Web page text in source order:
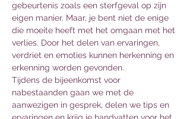
gebeurtenis zoals een sterfgeval op zijn
eigen manier. Maar, je bent niet de enige
die moeite heeft met het omgaan met het
verlies. Door het delen van ervaringen,
verdriet en emoties kunnen herkenning en
erkenning worden gevonden.
Tijdens de bijeenkomst voor
nabestaanden gaan we met de
aanwezigen in gesprek, delen we tips en